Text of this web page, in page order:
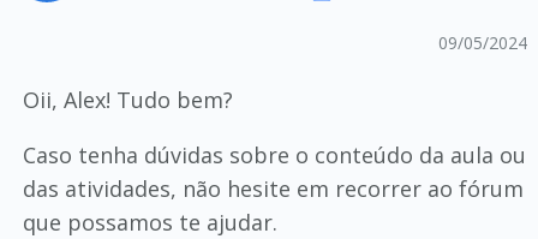
09/05/2024
Oii, Alex! Tudo bem?
Caso tenha dúvidas sobre o conteúdo da aula ou
das atividades, não hesite em recorrer ao fórum
que possamos te ajudar.